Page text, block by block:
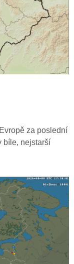
za poslední
bíle, nejstarší